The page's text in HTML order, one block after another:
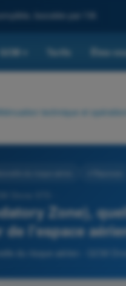
boostée par l'IA
QCM Tarifs Êtes-
technique et
Zone),
l'espace
du risque aérien - QCM